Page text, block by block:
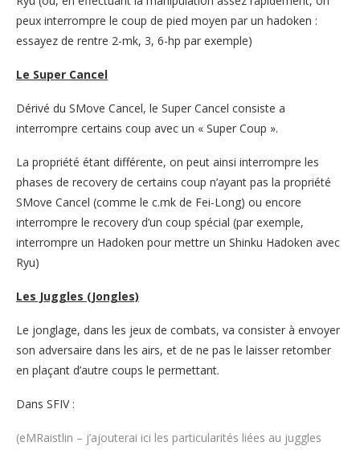
peux interrompre le coup de pied moyen par un hadoken :
essayez de rentre 2-mk, 3, 6-hp par exemple)
Le Super Cancel
Dérivé du SMove Cancel, le Super Cancel consiste a
interrompre certains coup avec un « Super Coup ».
La propriété étant différente, on peut ainsi interrompre les
phases de recovery de certains coup n’ayant pas la propriété
SMove Cancel (comme le c.mk de Fei-Long) ou encore
interrompre le recovery d’un coup spécial (par exemple,
interrompre un Hadoken pour mettre un Shinku Hadoken avec
Ryu)
Les Juggles (Jongles)
Le jonglage, dans les jeux de combats, va consister à envoyer
son adversaire dans les airs, et de ne pas le laisser retomber
en plaçant d’autre coups le permettant.
Dans SFIV :
(eMRaistlin – j’ajouterai ici les particularités liées au juggles